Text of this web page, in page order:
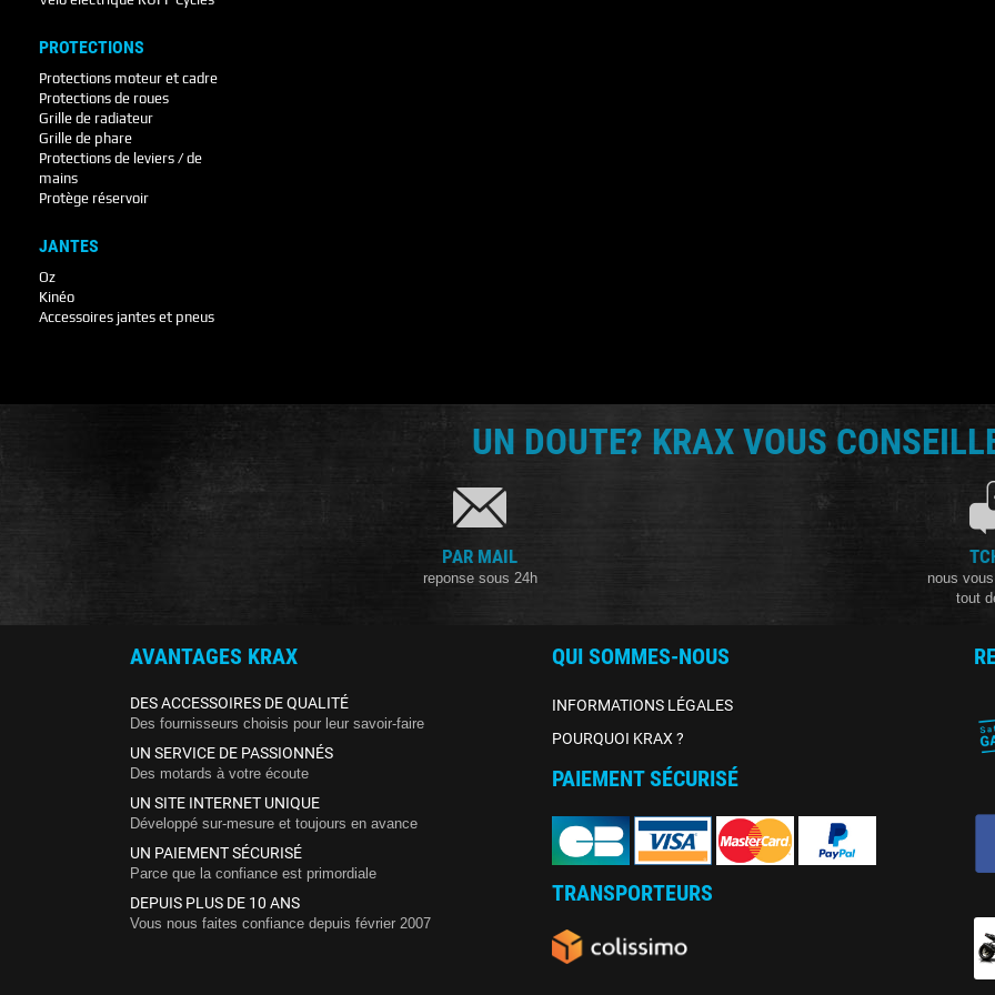
PROTECTIONS
Protections moteur et cadre
Protections de roues
Grille de radiateur
Grille de phare
Protections de leviers / de
mains
Protège réservoir
JANTES
Oz
Kinéo
Accessoires jantes et pneus
UN DOUTE? KRAX VOUS
PAR MAIL
reponse sous 24h
nous
tout
AVANTAGES KRAX
DES ACCESSOIRES DE QUALITÉ
Des fournisseurs choisis pour leur savoir-faire
UN SERVICE DE PASSIONNÉS
Des motards à votre écoute
UN SITE INTERNET UNIQUE
Développé sur-mesure et toujours en avance
UN PAIEMENT SÉCURISÉ
Parce que la confiance est primordiale
DEPUIS PLUS DE 10 ANS
Vous nous faites confiance depuis février 2007
QUI SOMMES-NOUS
INFORMATIONS LÉGALES
POURQUOI KRAX ?
PAIEMENT SÉCURISÉ
TRANSPORTEURS